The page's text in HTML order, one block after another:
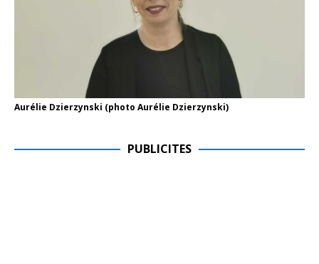
Aurélie Dzierzynski (photo Aurélie Dzierzynski)
PUBLICITES